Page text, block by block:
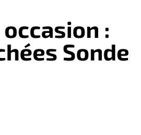
:
Sonde